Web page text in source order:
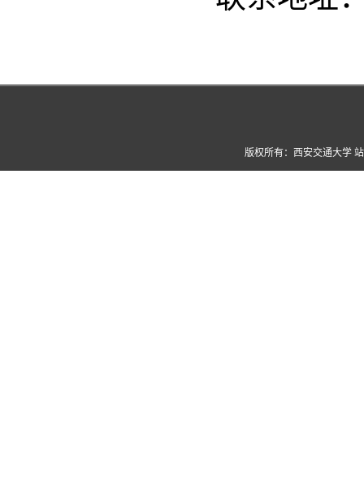
版权所有：西安交通大学